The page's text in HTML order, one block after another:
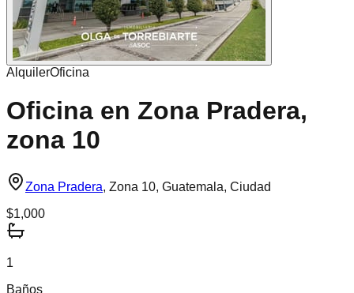
AlquilerOficina
Oficina en Zona Pradera,
zona 10
Zona Pradera, Zona 10, Guatemala, Ciudad
$1,000
1
Baños